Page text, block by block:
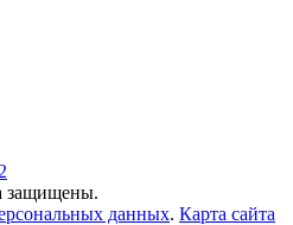
защищены.
данных. Карта сайта